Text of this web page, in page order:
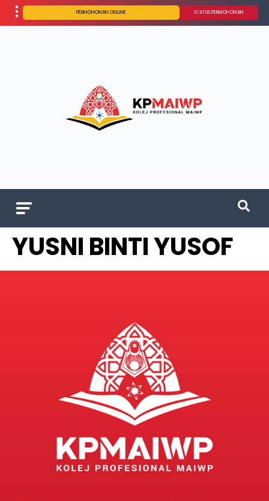
PERMOHONAN ONLINE STATUS PERMOHONAN
YUSNI BINTI YUSOF